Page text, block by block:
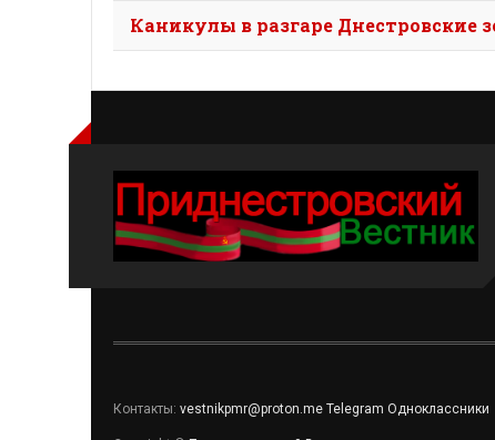
Каникулы в разгаре
Контакты: vestnikpmr@proton.me Telegram Одноклассники